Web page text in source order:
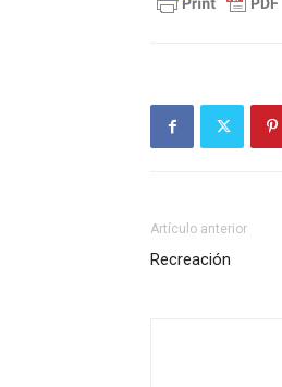
Artículo anterior
Recreación